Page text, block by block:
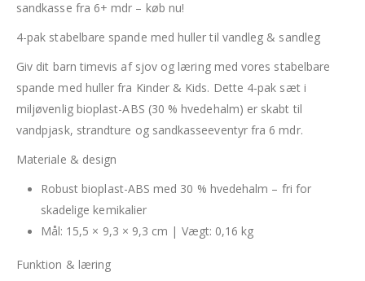
sandkasse fra 6+ mdr – køb nu!
4-pak stabelbare spande med huller til vandleg & sandleg
Giv dit barn timevis af sjov og læring med vores stabelbare
spande med huller fra Kinder & Kids. Dette 4-pak sæt i
miljøvenlig bioplast-ABS (30 % hvedehalm) er skabt til
vandpjask, strandture og sandkasseeventyr fra 6 mdr.
Materiale & design
Robust bioplast-ABS med 30 % hvedehalm – fri for
skadelige kemikalier
Mål: 15,5 × 9,3 × 9,3 cm | Vægt: 0,16 kg
Funktion & læring